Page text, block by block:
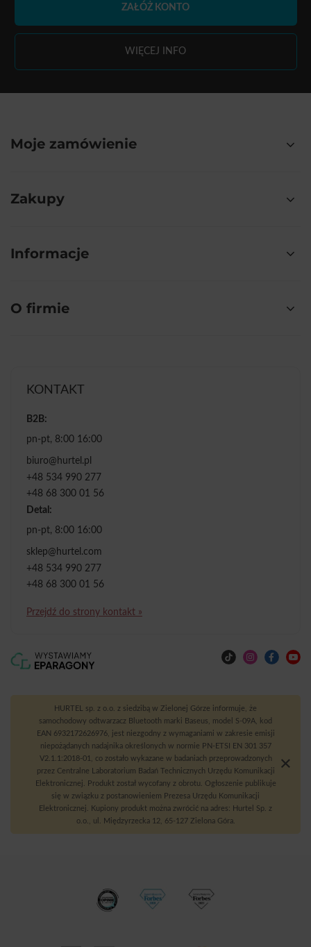
ZAŁÓŻ KONTO
WIĘCEJ INFO
Moje zamówienie
Zakupy
Informacje
O firmie
KONTAKT
B2B:
pn-pt, 8:00 16:00
biuro@hurtel.pl
+48 534 990 277
+48 68 300 01 56
Detal:
pn-pt, 8:00 16:00
sklep@hurtel.com
+48 534 990 277
+48 68 300 01 56
Przejdź do strony kontakt »
HURTEL sp. z o.o. z siedzibą w Zielonej Górze informuje, że
samochodowy odtwarzacz Bluetooth marki Baseus, model S-09A, kod
EAN 6932172626976, jest niezgodny z wymaganiami w zakresie emisji
niepożądanych nadajnika określonych w normie PN-ETSI EN 301 357
V2.1.1:2018-01, co zostało wykazane w badaniach przeprowadzonych
przez Centralne Laboratorium Badań Technicznych Urzędu Komunikacji
Elektronicznej. Produkt został wycofany z obrotu. Ogłoszenie publikuje
się w związku z postanowieniem Prezesa Urzędu Komunikacji
Elektronicznej. Kupiony produkt można zwrócić na adres: Hurtel Sp. z
o.o., ul. Międzyrzecka 12, 65-127 Zielona Góra.